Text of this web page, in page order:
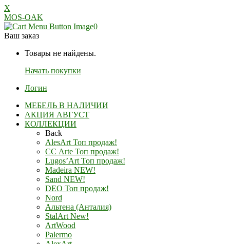
X
MOS-OAK
0
Ваш заказ
Товары не найдены.
Начать покупки
Логин
МЕБЕЛЬ В НАЛИЧИИ
АКЦИЯ АВГУСТ
КОЛЛЕКЦИИ
Back
AlesArt Топ продаж!
СС Arte Топ продаж!
Lugos’Art Топ продаж!
Madeira NEW!
Sand NEW!
DEO Топ продаж!
Nord
Альтена (Анталия)
StalArt New!
ArtWood
Palermo